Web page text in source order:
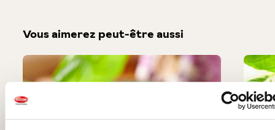
Vous aimerez peut-être aussi
Produktgalerie überspringen